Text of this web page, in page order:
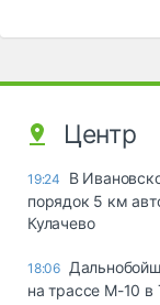
Центр
19:24
В
порядок 5 км
Кулачево
18:06
на трассе М-10 в